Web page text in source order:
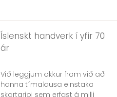
Íslenskt handverk í yfir 70
ár
Við leggjum okkur fram við að
hanna tímalausa einstaka
skartgripi sem erfast á milli